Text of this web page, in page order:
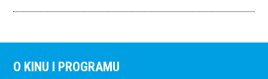
O KINU I PROGRAMU